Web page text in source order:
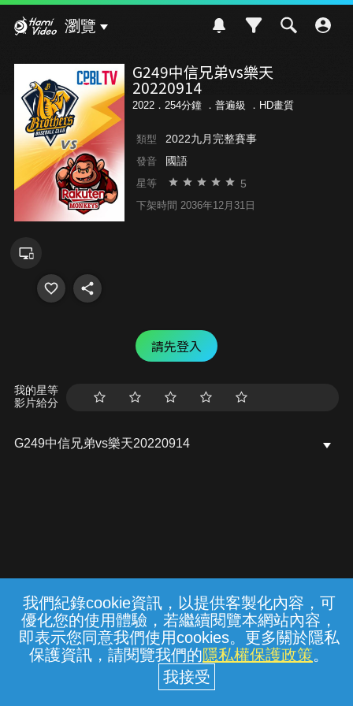
我們紀錄cookie資訊，以提供客製化內容，可
優化您的使用體驗，若繼續閱覽本網站內容，
即表示您同意我們使用cookies。更多關於隱私
保護資訊，請閱覽我們的隱私權保護政策。
瀏覽
G249中信兄弟vs樂天
20220914
2022．254分鐘 ． 普遍級 ．HD畫質
類型 2022九月完整賽事
發音 國語
星等 5
下架時間 2036年12月31日
請先登入
我的星等
影片給分
G249中信兄弟vs樂天20220914
常見問題 線上客服 服務條款 隱私權保護
中華電信股份有限公司個人家庭分公司
(統一編號：96979949) © 2026
{{notifyMsg}}